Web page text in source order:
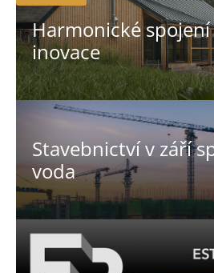
Harmonické
inovace
Stavebnictví v září
voda